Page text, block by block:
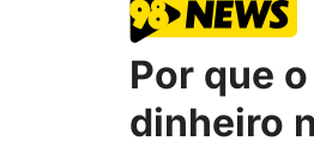
Por que
dinheiro